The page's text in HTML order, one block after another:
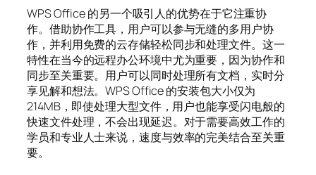
WPS Office 的另一个吸引人的优势在于它注重协
作。借助协作工具，用户可以参与无缝的多用户协
作，并利用免费的云存储轻松同步和处理文件。这一
特性在当今的远程办公环境中尤为重要，因为协作和
同步至关重要。用户可以同时处理所有文档，实时分
享见解和想法。WPS Office 的安装包大小仅为
214MB，即使处理大型文件，用户也能享受闪电般的
快速文件处理，不会出现延迟。对于需要高效工作的
学员和专业人士来说，速度与效率的完美结合至关重
要。